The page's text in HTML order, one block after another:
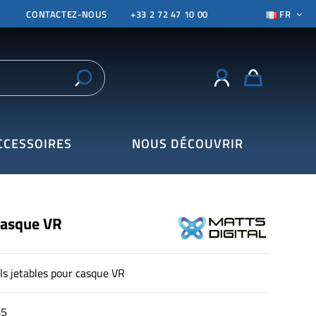
CONTACTEZ-NOUS +33 2 72 47 10 00 FR
NOUS DÉCOUVRIR
VR
jetables pour casque VR